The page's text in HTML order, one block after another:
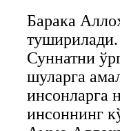
Барака
Суннатни
шуларга
инсонларга
инсоннинг